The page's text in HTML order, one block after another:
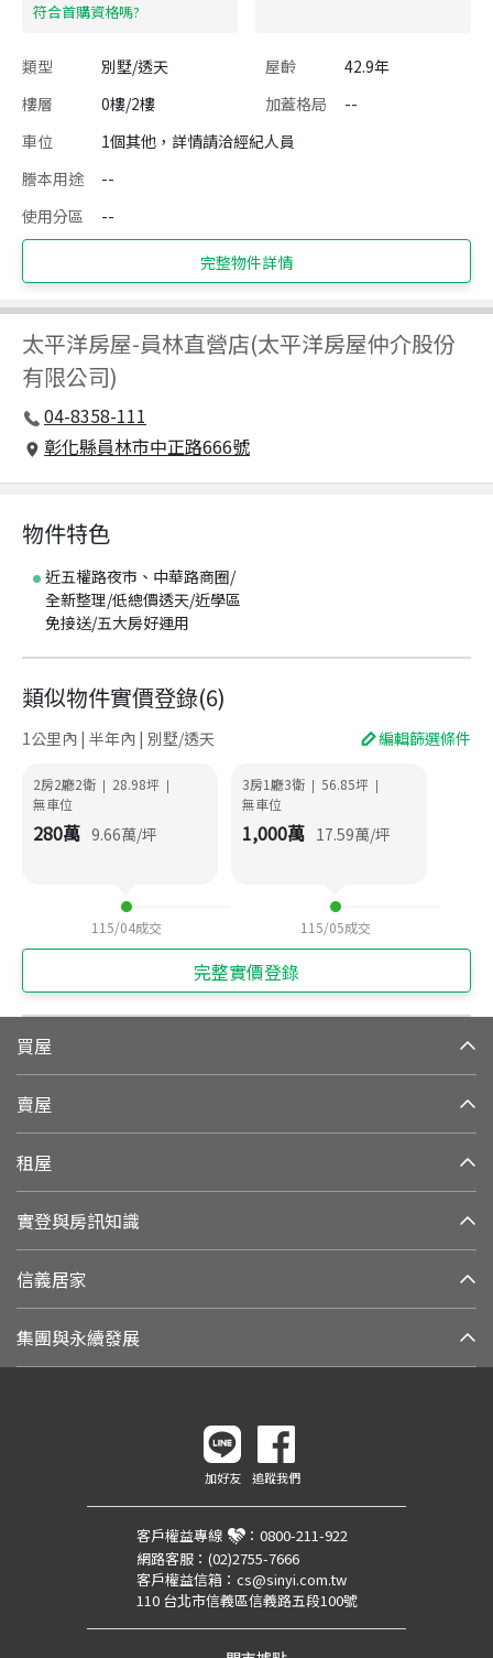
​符合首購資格嗎?
類型 別墅/透天 屋齡
42.9年
樓層
0樓/2樓 加蓋格局
--
車位
1個其他，詳情請洽經紀人員
謄本用途
--
使用分區
--
完整物件詳情
太平洋房屋-員林直營店(太平洋房屋仲介股份
有限公司)
04-8358-111
彰化縣員林市中正路666號
物件特色
近五權路夜市、中華路商圈/
全新整理/低總價透天/近學區
免接送/五大房好運用
類似物件實價登錄(6)
1公里內 | 半年內 | 別墅/透天 編輯篩選條件
2房2廳2衛 | 28.98坪 |
無車位
280萬 9.66萬/坪
115/04成交
3房1廳3衛 | 56.85坪 |
無車位
1,000萬 17.59萬/坪
115/05成交
完整實價登錄
買屋
賣屋
租屋
實登與房訊知識
信義居家
集團與永續發展
加好友 追蹤我們
客戶權益專線 ： 0800-211-922
網路客服： (02)2755-7666
客戶權益信箱： cs@sinyi.com.tw
110 台北市信義區信義路五段100號